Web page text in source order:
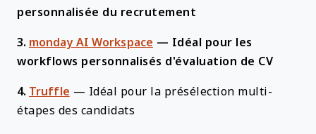
personnalisée du recrutement
3. monday AI Workspace — Idéal pour les
workflows personnalisés d'évaluation de CV
4. Truffle — Idéal pour la présélection multi-
étapes des candidats